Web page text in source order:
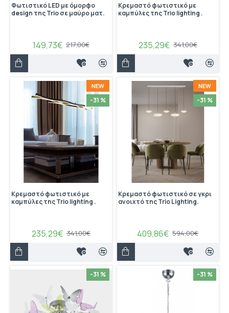
Φωτιστικό LED με όμορφο
design της Trio σε μαύρο ματ.
149,73€ 217,00€
Κρεμαστό φωτιστικό με
καμπύλες της Trio lighting .
235,29€ 341,00€
NEW
-31 %
Κρεμαστό φωτιστικό με
καμπύλες της Trio lighting .
235,29€ 341,00€
NEW
-31 %
Κρεμαστό φωτιστικό σε γκρι
ανοιχτό της Trio Lighting.
409,86€ 594,00€
-31 % -31 %